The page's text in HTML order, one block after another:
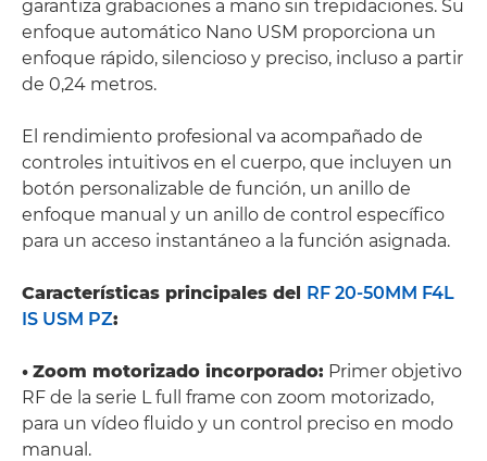
garantiza grabaciones a mano sin trepidaciones. Su
enfoque automático Nano USM proporciona un
enfoque rápido, silencioso y preciso, incluso a partir
de 0,24 metros.
El rendimiento profesional va acompañado de
controles intuitivos en el cuerpo, que incluyen un
botón personalizable de función, un anillo de
enfoque manual y un anillo de control específico
para un acceso instantáneo a la función asignada.
Características principales del RF 20-50MM F4L
IS USM PZ:
• Zoom motorizado incorporado: Primer objetivo
RF de la serie L full frame con zoom motorizado,
para un vídeo fluido y un control preciso en modo
manual.